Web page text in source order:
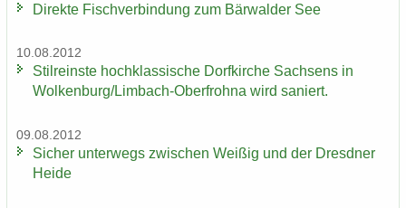
Di­rek­te Fisch­ver­bin­dung zum Bär­wal­der See
10.08.2012
Stil­reins­te hoch­klas­si­sche Dorf­kir­che Sach­sens in
Wol­ken­burg/Limbach-​Oberfrohna wird sa­niert.
09.08.2012
Si­cher un­ter­wegs zwi­schen Wei­ßig und der Dresd­ner
Heide